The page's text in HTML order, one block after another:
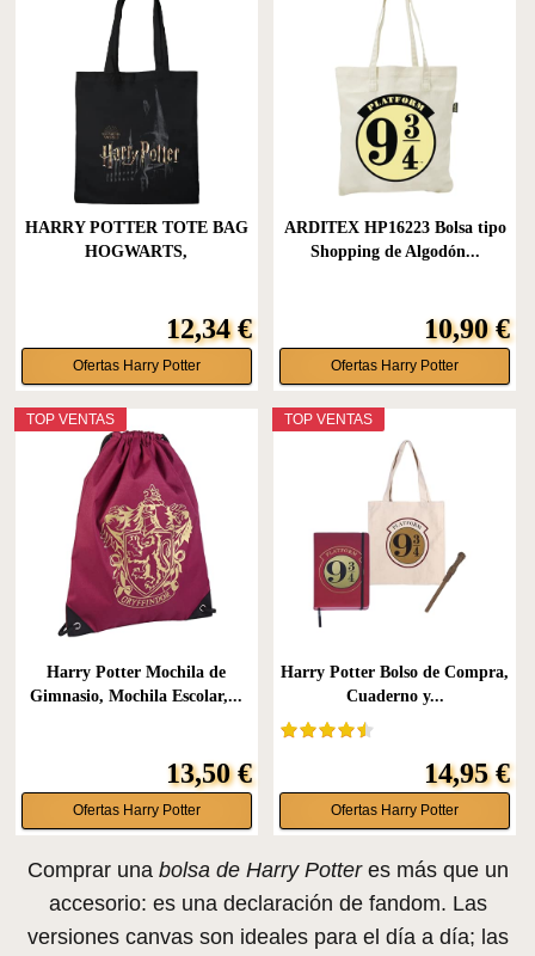
HARRY POTTER TOTE BAG
HOGWARTS,
12,34 €
Ofertas Harry Potter
ARDITEX HP16223 Bolsa tipo
Shopping de Algodón...
10,90 €
Ofertas Harry Potter
TOP VENTAS
Harry Potter Mochila de
Gimnasio, Mochila Escolar,...
13,50 €
Ofertas Harry Potter
TOP VENTAS
Harry Potter Bolso de Compra,
Cuaderno y...
14,95 €
Ofertas Harry Potter
Comprar una bolsa de Harry Potteres más que un
accesorio: es una declaración de fandom. Las
versiones canvas son ideales para el día a día; las